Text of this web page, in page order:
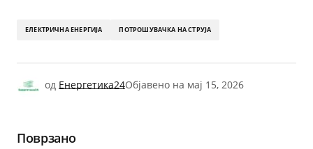
ЕЛЕКТРИЧНА ЕНЕРГИЈА ПОТРОШУВАЧКА НА СТРУЈА
од Енергетика24Објавено на мај 15, 2026
Поврзано